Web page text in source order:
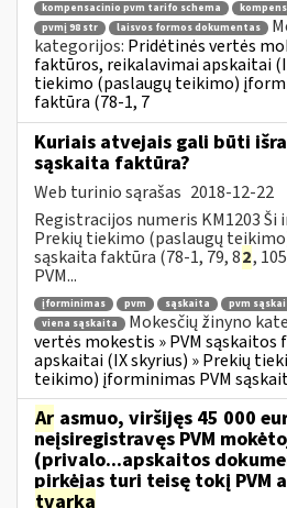
kompensacinio pvm tarifo schema
pvmį 98 str
laisvos formos dokumentas
kategorijos: Pridėtinės vertės
faktūros, reikalavimai apskaitai
tiekimo (paslaugų teikimo)
faktūra (78-1, 7
Kuriais atvejais gali būti
sąskaita faktūra?
Web turinio sąrašas 2018-12-22
Registracijos numeris KM1203
Prekių tiekimo (paslaugų
sąskaita faktūra (78-1, 79, 82,
PVM...
įforminimas pvm sąskaita pvm
viena sąskaita
Mokesčių žinyno
vertės mokestis » PVM
apskaitai (IX skyrius) » Prekių
teikimo) įforminimas PVM
Ar asmuo, viršijęs 45 000
neįsiregistravęs PVM
(privalo...apskaitos
pirkėjas turi teisę tokį
tvarka